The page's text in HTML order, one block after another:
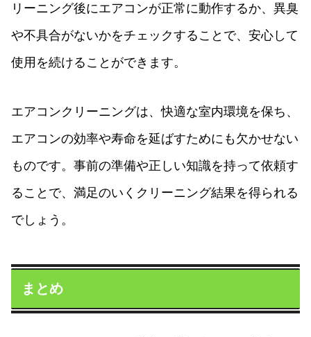
リーニング後にエアコンが正常に動作するか、異臭
や不具合がないかをチェックすることで、安心して
使用を続けることができます。
エアコンクリーニングは、快適な室内環境を保ち、
エアコンの効率や寿命を延ばすためにも欠かせない
ものです。事前の準備や正しい知識を持って依頼す
ることで、満足のいくクリーニング結果を得られる
でしょう。
まとめ